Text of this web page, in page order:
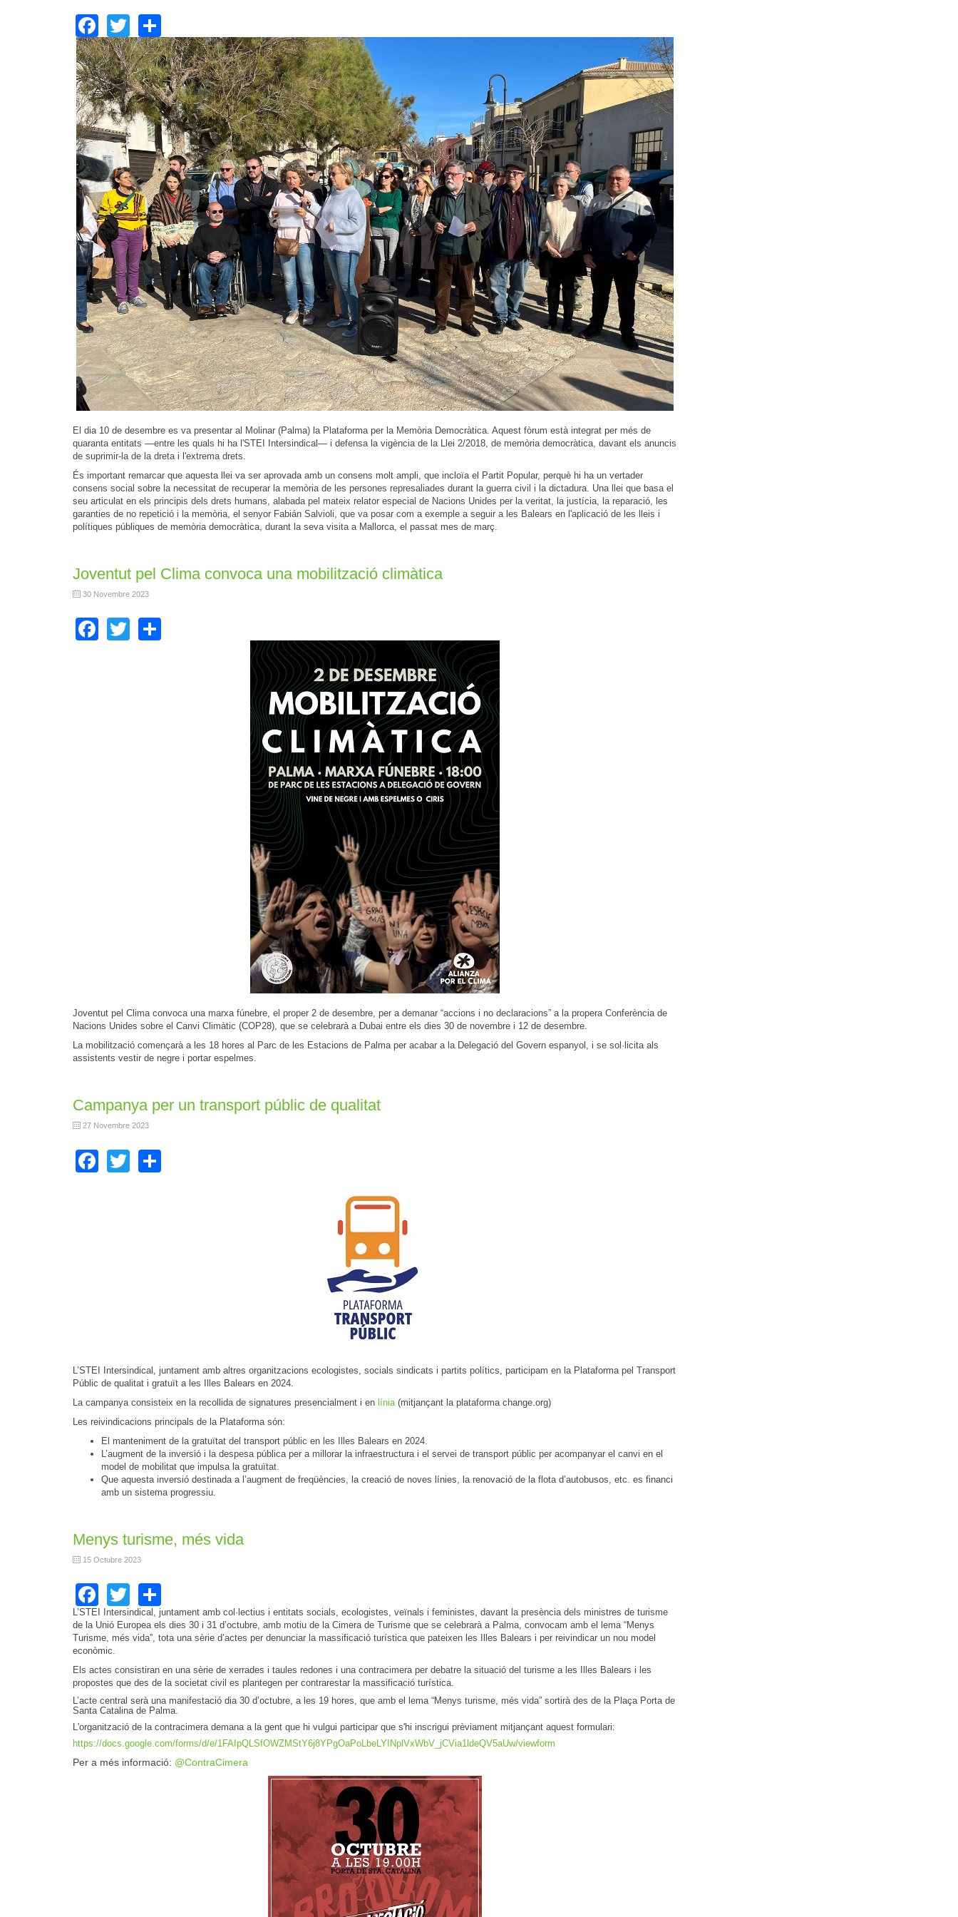
Facebook
Twitter
El dia 10 de desembre es va presentar al Molinar (Palma) la Plataforma per la Memòria Democràtica. Aquest fòrum està integrat per més de
quaranta entitats —entre les quals hi ha l'STEI Intersindical— i defensa la vigència de la Llei 2/2018, de memòria democràtica, davant els anuncis
de suprimir-la de la dreta i l'extrema drets.
És important remarcar que aquesta llei va ser aprovada amb un consens molt ampli, que incloïa el Partit Popular, perquè hi ha un vertader
consens social sobre la necessitat de recuperar la memòria de les persones represaliades durant la guerra civil i la dictadura. Una llei que basa el
seu articulat en els principis dels drets humans, alabada pel mateix relator especial de Nacions Unides per la veritat, la justícia, la reparació, les
garanties de no repetició i la memòria, el senyor Fabián Salvioli, que va posar com a exemple a seguir a les Balears en l'aplicació de les lleis i
polítiques públiques de memòria democràtica, durant la seva visita a Mallorca, el passat mes de març.
Joventut pel Clima convoca una mobilització climàtica
30 Novembre 2023
Facebook
Twitter
Joventut pel Clima convoca una marxa fúnebre, el proper 2 de desembre, per a demanar “accions i no declaracions” a la propera Conferència de
Nacions Unides sobre el Canvi Climàtic (COP28), que se celebrarà a Dubai entre els dies 30 de novembre i 12 de desembre.
La mobilització començarà a les 18 hores al Parc de les Estacions de Palma per acabar a la Delegació del Govern espanyol, i se sol·licita als
assistents vestir de negre i portar espelmes.
Campanya per un transport públic de qualitat
27 Novembre 2023
Facebook
Twitter
L’STEI Intersindical, juntament amb altres organitzacions ecologistes, socials sindicats i partits polítics, participam en la Plataforma pel Transport
Públic de qualitat i gratuït a les Illes Balears en 2024.
La campanya consisteix en la recollida de signatures presencialment i en línia (mitjançant la plataforma change.org)
Les reivindicacions principals de la Plataforma són:
El manteniment de la gratuïtat del transport públic en les Illes Balears en 2024.
L’augment de la inversió i la despesa pública per a millorar la infraestructura i el servei de transport públic per acompanyar el canvi en el
model de mobilitat que impulsa la gratuïtat.
Que aquesta inversió destinada a l’augment de freqüències, la creació de noves línies, la renovació de la flota d’autobusos, etc. es financi
amb un sistema progressiu.
Menys turisme, més vida
15 Octubre 2023
Facebook
Twitter
L’STEI Intersindical, juntament amb col·lectius i entitats socials, ecologistes, veïnals i feministes, davant la presència dels ministres de turisme
de la Unió Europea els dies 30 i 31 d’octubre, amb motiu de la Cimera de Turisme que se celebrarà a Palma, convocam amb el lema “Menys
Turisme, més vida”, tota una sèrie d’actes per denunciar la massificació turística que pateixen les Illes Balears i per reivindicar un nou model
econòmic.
Els actes consistiran en una sèrie de xerrades i taules redones i una contracimera per debatre la situació del turisme a les Illes Balears i les
propostes que des de la societat civil es plantegen per contrarestar la massificació turística.
L’acte central serà una manifestació dia 30 d’octubre, a les 19 hores, que amb el lema “Menys turisme, més vida” sortirà des de la Plaça Porta de
Santa Catalina de Palma.
L'organització de la contracimera demana a la gent que hi vulgui participar que s'hi inscrigui prèviament mitjançant aquest formulari:
https://docs.google.com/forms/d/e/1FAIpQLSfOWZMStY6j8YPgOaPoLbeLYINplVxWbV_jCVia1ldeQV5aUw/viewform
Per a més informació: @ContraCimera